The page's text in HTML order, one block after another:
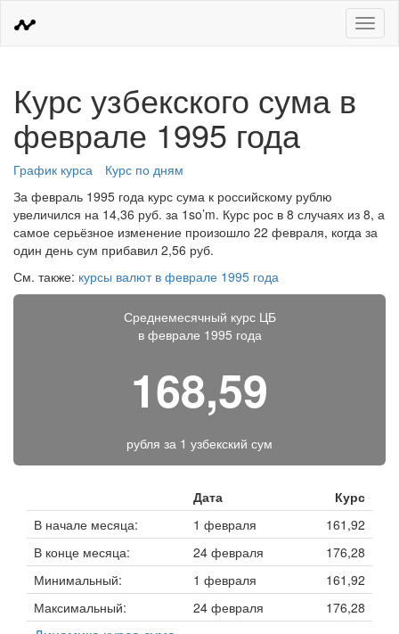
Меню
Курс узбекского сума в
феврале 1995 года
График курса
Курс по дням
За февраль 1995 года курс сума к российскому рублю
увеличился на 14,36 руб. за 1so’m. Курс рос в 8 случаях из 8, а
самое серьёзное изменение произошло 22 февраля, когда за
один день сум прибавил 2,56 руб.
См. также: курсы валют в феврале 1995 года
Среднемесячный курс ЦБ
в феврале 1995 года
168,59
рубля за 1 узбекский сум
Дата
Курс
В начале месяца:
1 февраля
161,92
В конце месяца:
24 февраля
176,28
Минимальный:
1 февраля
161,92
Максимальный:
24 февраля 176,28